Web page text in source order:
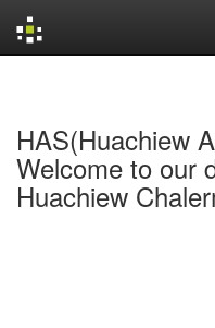
HAS(Huachiew
Welcome to our
Huachiew